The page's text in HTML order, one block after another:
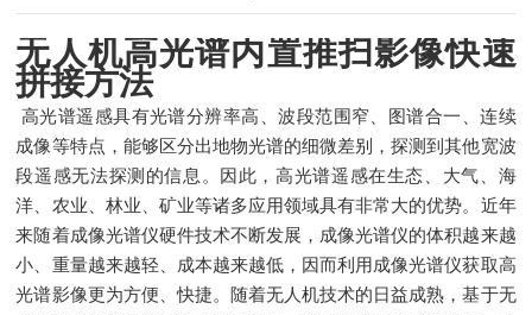
无人机高光谱内置推扫影像快速
拼接方法
高光谱遥感具有光谱分辨率高、波段范围窄、图谱合一、连续
成像等特点，能够区分出地物光谱的细微差别，探测到其他宽波
段遥感无法探测的信息。因此，高光谱遥感在生态、大气、海
洋、农业、林业、矿业等诸多应用领域具有非常大的优势。近年
来随着成像光谱仪硬件技术不断发展，成像光谱仪的体积越来越
小、重量越来越轻、成本越来越低，因而利用成像光谱仪获取高
光谱影像更为方便、快捷。随着无人机技术的日益成熟，基于无